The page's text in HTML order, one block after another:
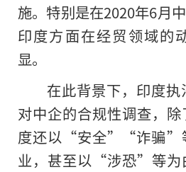
施。特别是在2020年6月
印度方面在经贸领域的
显。
在此背景下，印度
对中企的合规性调查，
度还以“安全”“诈骗”
业，甚至以“涉恐”等为